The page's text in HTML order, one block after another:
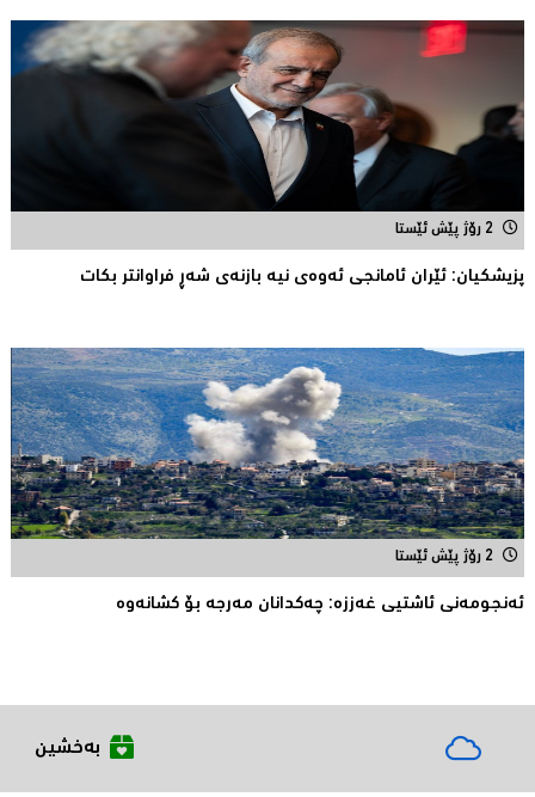
2 رۆژ پێش ئێستا
پزیشكیان: ئێران ئامانجی ئه‌وه‌ی نیه‌ بازنه‌ی شه‌ڕ فراوانتر بكات
2 رۆژ پێش ئێستا
ئەنجومەنى ئاشتیی غەززە: چەکدانان مەرجە بۆ کشانەوە
بەخشین